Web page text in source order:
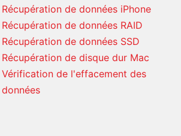
Récupération de données iPhone
Récupération de données RAID
Récupération de données SSD
Récupération de disque dur Mac
Vérification de l'effacement des
données